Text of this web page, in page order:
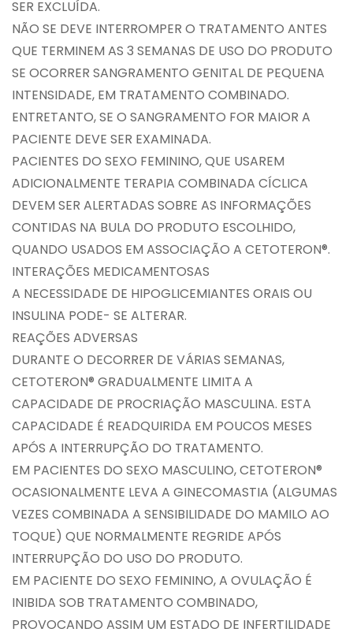
SER EXCLUÍDA.
NÃO SE DEVE INTERROMPER O TRATAMENTO ANTES
QUE TERMINEM AS 3 SEMANAS DE USO DO PRODUTO
SE OCORRER SANGRAMENTO GENITAL DE PEQUENA
INTENSIDADE, EM TRATAMENTO COMBINADO.
ENTRETANTO, SE O SANGRAMENTO FOR MAIOR A
PACIENTE DEVE SER EXAMINADA.
PACIENTES DO SEXO FEMININO, QUE USAREM
ADICIONALMENTE TERAPIA COMBINADA CÍCLICA
DEVEM SER ALERTADAS SOBRE AS INFORMAÇÕES
CONTIDAS NA BULA DO PRODUTO ESCOLHIDO,
QUANDO USADOS EM ASSOCIAÇÃO A CETOTERON®.
INTERAÇÕES MEDICAMENTOSAS
A NECESSIDADE DE HIPOGLICEMIANTES ORAIS OU
INSULINA PODE- SE ALTERAR.
REAÇÕES ADVERSAS
DURANTE O DECORRER DE VÁRIAS SEMANAS,
CETOTERON® GRADUALMENTE LIMITA A
CAPACIDADE DE PROCRIAÇÃO MASCULINA. ESTA
CAPACIDADE É READQUIRIDA EM POUCOS MESES
APÓS A INTERRUPÇÃO DO TRATAMENTO.
EM PACIENTES DO SEXO MASCULINO, CETOTERON®
OCASIONALMENTE LEVA A GINECOMASTIA (ALGUMAS
VEZES COMBINADA A SENSIBILIDADE DO MAMILO AO
TOQUE) QUE NORMALMENTE REGRIDE APÓS
INTERRUPÇÃO DO USO DO PRODUTO.
EM PACIENTE DO SEXO FEMININO, A OVULAÇÃO É
INIBIDA SOB TRATAMENTO COMBINADO,
PROVOCANDO ASSIM UM ESTADO DE INFERTILIDADE